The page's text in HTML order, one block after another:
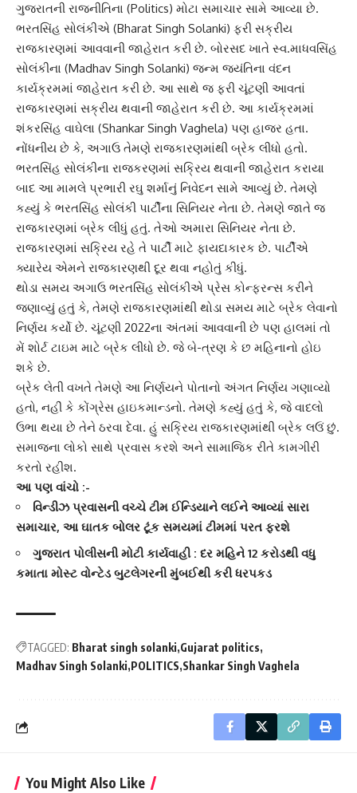
ગુજરાતની રાજનીતિના (Politics) મોટા સમાચાર સામે આવ્યા છે.
ભરતસિંહ સોલંકીએ (Bharat Singh Solanki) ફરી સક્રીય
રાજકારણમાં આવવાની જાહેરાત કરી છે. બોરસદ ખાતે સ્વ.માધવસિંહ
સોલંકીના (Madhav Singh Solanki) જન્મ જયંતિના વંદન
કાર્યક્રમમાં જાહેરાત કરી છે. આ સાથે જ ફરી ચૂંટણી આવતાં
રાજકારણમાં સક્રીય થવાની જાહેરાત કરી છે. આ કાર્યક્રમમાં
શંકરસિંહ વાઘેલા (Shankar Singh Vaghela) પણ હાજર હતા.
નોંધનીય છે કે, અગાઉ તેમણે રાજકારણમાંથી બ્રેક લીધો હતો.
ભરતસિંહ સોલંકીના રાજકરણમાં સક્રિય થવાની જાહેરાત કરાયા
બાદ આ મામલે પ્રભારી રઘુ શર્માનું નિવેદન સામે આવ્યું છે. તેમણે
કહ્યું કે ભરતસિંહ સોલંકી પાર્ટીના સિનિયર નેતા છે. તેમણે જાતે જ
રાજકારણમાં બ્રેક લીધું હતું. તેઓ અમારા સિનિયર નેતા છે.
રાજકારણમાં સક્રિય રહે તે પાર્ટી માટે ફાયદાકારક છે. પાર્ટીએ
ક્યારેય એમને રાજકારણથી દૂર થવા નહોતું કીધું.
થોડા સમય અગાઉ ભરતસિંહ સોલંકીએ પ્રેસ કોન્ફરન્સ કરીને
જણાવ્યું હતું કે, તેમણે રાજકારણમાંથી થોડા સમય માટે બ્રેક લેવાનો
નિર્ણય કર્યો છે. ચૂંટણી 2022ના અંતમાં આવવાની છે પણ હાલમાં તો
મેં શોર્ટ ટાઇમ માટે બ્રેક લીધો છે. જે બે-ત્રણ કે છ મહિનાનો હોઇ
શકે છે.
બ્રેક લેતી વખતે તેમણે આ નિર્ણયને પોતાનો અંગત નિર્ણય ગણાવ્યો
હતો, નહીં કે કોંગ્રેસ હાઇકમાન્ડનો. તેમણે કહ્યું હતું કે, જે વાદલો
ઉભા થયા છે તેને ઠરવા દેવા. હું સક્રિય રાજકારણમાંથી બ્રેક લઉં છું.
સમાજના લોકો સાથે પ્રવાસ કરશે અને સામાજિક રીતે કામગીરી
કરતો રહીશ.
આ પણ વાંચો :-
વિન્ડીઝ પ્રવાસની વચ્ચે ટીમ ઈન્ડિયાને લઈને આવ્યાં સારા
સમાચાર, આ ઘાતક બોલર ટૂંક સમયમાં ટીમમાં પરત ફરશે
ગુજરાત પોલીસની મોટી કાર્યવાહી : દર મહિને 12 કરોડથી વધુ
કમાતા મોસ્ટ વોન્ટેડ બુટલેગરની મુંબઈથી કરી ધરપકડ
TAGGED: Bharat singh solanki Gujarat politics
Madhav Singh Solanki POLITICS Shankar Singh Vaghela
You Might Also Like